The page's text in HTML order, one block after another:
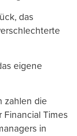
das
eigene
zahlen die
Financial Times
in